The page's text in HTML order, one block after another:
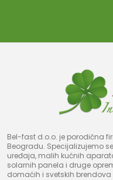
Bel-fast d.o.o. je porodična
Beogradu. Specijalizujemo
uređaja, malih kućnih
solarnih panela i druge
domaćih i svetskih